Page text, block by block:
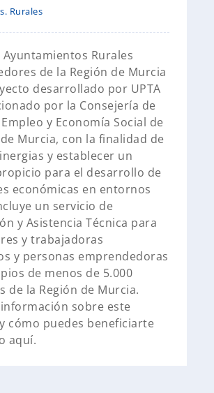
Rurales
Ayuntamientos Rurales
de la Región de Murcia
desarrollado por UPTA
por la Consejería de
y Economía Social de
Murcia, con la finalidad de
y establecer un
para el desarrollo de
económicas en entornos
un servicio de
y Asistencia Técnica para
y trabajadoras
y personas emprendedoras
de menos de 5.000
de la Región de Murcia.
sobre este
cómo puedes beneficiarte
aquí.